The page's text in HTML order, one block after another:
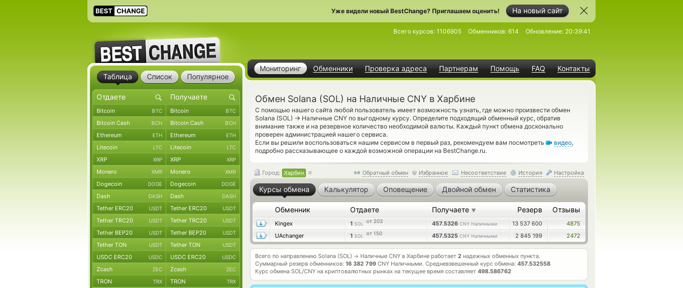
На новый сайт
Уже видели новый BestChange? Приглашаем оценить!
Мониторинг Обменники Проверка адреса Партнерам Помощь FAQ Контакты
Всего курсов: 1106905 Обменников: 614 Обновление: 20:39:41
Обмен Solana (SOL) на Наличные CNY в Харбине
С помощью нашего сайта любой пользователь имеет возможность узнать, где можно произвести обмен
Solana (SOL) → Наличные CNY по выгодному курсу. Определите подходящий обменный курс, обратив
внимание также и на резервное количество необходимой валюты. Каждый пункт обмена досконально
проверен администрацией нашего сервиса.
Если вы решили воспользоваться нашим сервисом в первый раз, рекомендуем вам посмотреть
видео,
подробно рассказывающее о каждой возможной операции на BestChange.ru.
Обратный обмен Избранное Несоответствие История Настройка
Город: Харбин
Курсы обмена Калькулятор Оповещение Двойной обмен Статистика
Обменник Отдаете Получаете ▼ Резерв Отзывы
Kingex 1 SOL от 203 457.5326 CNY Наличными 13 537 600
4875
UAchanger
1 SOL от 150 457.5325 CNY Наличными 2 845 199 2472
Всего по направлению Solana (SOL) → Наличные CNY в Харбине работает 2 надежных обменных пункта.
Суммарный резерв обменников: 16 382 799 CNY Наличными. Средневзвешенный курс обмена: 457.532558
Курс обмена SOL/CNY на криптовалютных рынках на текущее время составляет 498.586762
Таблица Список Популярное
Bitcoin BTC Bitcoin BTC
Bitcoin Cash BCH Bitcoin Cash BCH
Ethereum ETH Ethereum ETH
Litecoin LTC Litecoin LTC
XRP XRP XRP XRP
Monero XMR Monero XMR
Dogecoin DOGE Dogecoin DOGE
Dash DASH Dash DASH
Tether ERC20 USDT Tether ERC20 USDT
Tether TRC20 USDT Tether TRC20 USDT
Tether BEP20 USDT Tether BEP20 USDT
Tether TON USDT Tether TON USDT
USDC ERC20 USDC USDC ERC20 USDC
Zcash ZEC Zcash ZEC
TRON TRX TRON TRX